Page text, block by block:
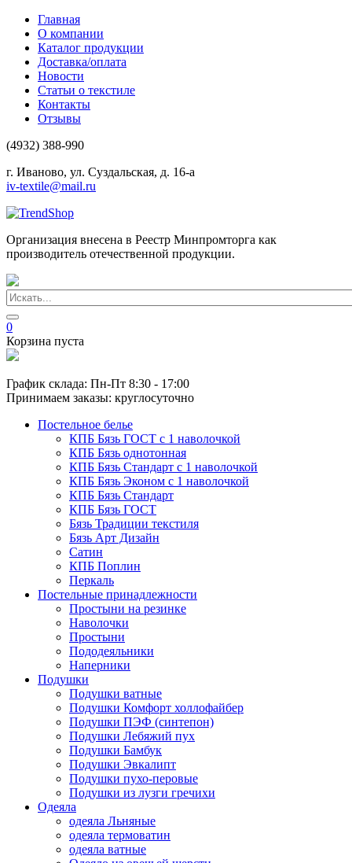
Главная
О компании
Каталог продукции
Доставка/оплата
Новости
Статьи о текстиле
Контакты
Отзывы
(4932) 388-990
г. Иваново, ул. Суздальская, д. 16-а
iv-textile@mail.ru
Организация внесена в Реестр Минпромторга как
производитель отечественной продукции.
0
Корзина пуста
График склада: Пн-Пт 8:30 - 17:00
Принимаем заказы: круглосуточно
Постельное белье
КПБ Бязь ГОСТ c 1 наволочкой
КПБ Бязь однотонная
КПБ Бязь Стандарт c 1 наволочкой
КПБ Бязь Эконом с 1 наволочкой
КПБ Бязь Стандарт
КПБ Бязь ГОСТ
Бязь Традиции текстиля
Бязь Арт Дизайн
Сатин
КПБ Поплин
Перкаль
Постельные принадлежности
Простыни на резинке
Наволочки
Простыни
Пододеяльники
Наперники
Подушки
Подушки ватные
Подушки Комфорт холлофайбер
Подушки ПЭФ (синтепон)
Подушки Лебяжий пух
Подушки Бамбук
Подушки Эвкалипт
Подушки пухо-перовые
Подушки из лузги гречихи
Одеяла
одеяла Льняные
одеяла термоватин
одеяла ватные